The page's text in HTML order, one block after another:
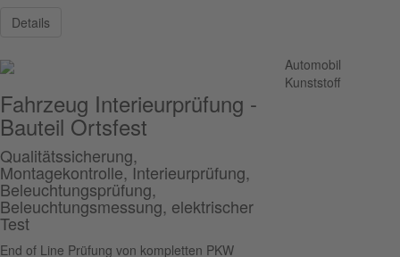
Details
Fahrzeug Interieurprüfung -
Bauteil Ortsfest
Qualitätssicherung,
Montagekontrolle, Interieurprüfung,
Beleuchtungsprüfung,
Beleuchtungsmessung, elektrischer
Test
End of Line Prüfung von kompletten PKW
Automobil
Kunststoff